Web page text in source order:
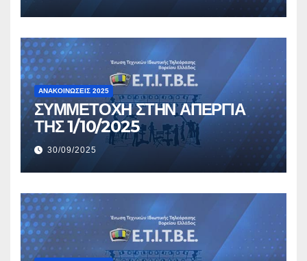
ΑΝΑΚΟΙΝΏΣΕΙΣ 2025
ΣΥΜΜΕΤΟΧΗ ΣΤΗΝ ΑΠΕΡΓΙΑ
ΤΗΣ 1/10/2025
30/09/2025